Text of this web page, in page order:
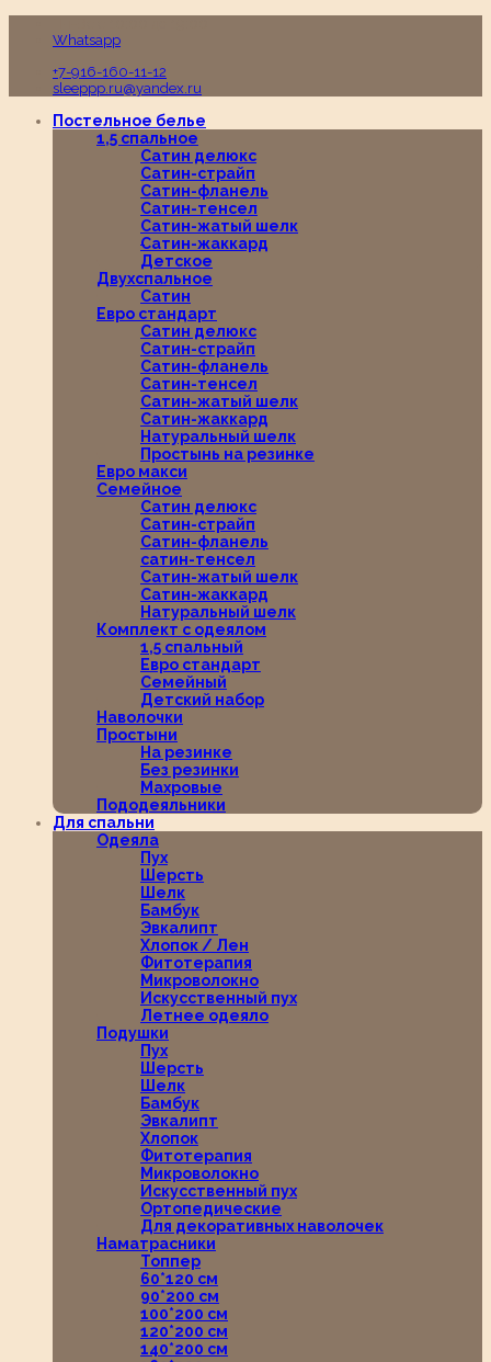
Whatsapp
+7-916-160-11-12
sleeppp.ru@yandex.ru
Постельное белье
1,5 спальное
Сатин делюкс
Сатин-страйп
Сатин-фланель
Сатин-тенсел
Сатин-жатый шелк
Сатин-жаккард
Детское
Двухспальное
Сатин
Евро стандарт
Сатин делюкс
Сатин-страйп
Сатин-фланель
Сатин-тенсел
Сатин-жатый шелк
Сатин-жаккард
Натуральный шелк
Простынь на резинке
Евро макси
Семейное
Сатин делюкс
Сатин-страйп
Сатин-фланель
сатин-тенсел
Сатин-жатый шелк
Сатин-жаккард
Натуральный шелк
Комплект с одеялом
1,5 спальный
Евро стандарт
Семейный
Детский набор
Наволочки
Простыни
На резинке
Без резинки
Махровые
Пододеяльники
Для спальни
Одеяла
Пух
Шерсть
Шелк
Бамбук
Эвкалипт
Хлопок / Лен
Фитотерапия
Микроволокно
Искусственный пух
Летнее одеяло
Подушки
Пух
Шерсть
Шелк
Бамбук
Эвкалипт
Хлопок
Фитотерапия
Микроволокно
Искусственный пух
Ортопедические
Для декоративных наволочек
Наматрасники
Топпер
60*120 см
90*200 см
100*200 см
120*200 см
140*200 см